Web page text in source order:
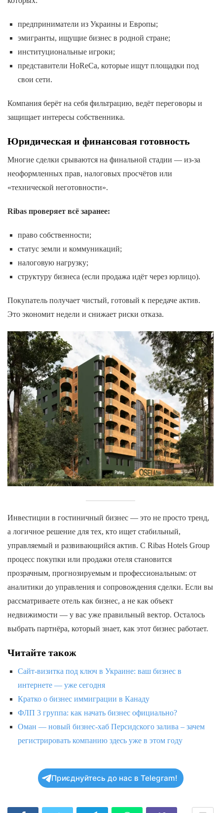
предприниматели из Украины и Европы;
эмигранты, ищущие бизнес в родной стране;
институциональные игроки;
представители HoReCa, которые ищут площадки под
свои сети.
Компания берёт на себя фильтрацию, ведёт переговоры и
защищает интересы собственника.
Юридическая и финансовая готовность
Многие сделки срываются на финальной стадии — из-за
неоформленных прав, налоговых просчётов или
«технической неготовности».
Ribas проверяет всё заранее:
право собственности;
статус земли и коммуникаций;
налоговую нагрузку;
структуру бизнеса (если продажа идёт через юрлицо).
Покупатель получает чистый, готовый к передаче актив.
Это экономит недели и снижает риски отказа.
Инвестиции в гостиничный бизнес — это не просто тренд,
а логичное решение для тех, кто ищет стабильный,
управляемый и развивающийся актив. С Ribas Hotels Group
процесс покупки или продажи отеля становится
прозрачным, прогнозируемым и профессиональным: от
аналитики до управления и сопровождения сделки. Если вы
рассматриваете отель как бизнес, а не как объект
недвижимости — у вас уже правильный вектор. Осталось
выбрать партнёра, который знает, как этот бизнес работает.
Читайте також
Сайт-визитка под ключ в Украине: ваш бизнес в
интернете — уже сегодня
Кратко о бизнес иммиграции в Канаду
ФЛП 3 группа: как начать бизнес официально?
Оман — новый бизнес-хаб Персидского залива – зачем
регистрировать компанию здесь уже в этом году
Приєднуйтесь до нас в Telegram!